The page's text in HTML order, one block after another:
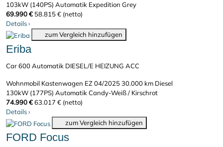
103kW (140PS) Automatik Expedition Grey
69.990 € 58.815 € (netto)
Details›
zum Vergleich hinzufügen
Eriba
Car 600 Automatik DIESEL/E HEIZUNG ACC
Wohnmobil Kastenwagen EZ 04/202530.000 km Diesel
130kW (177PS) AutomatikCandy-Weiß / Kirschrot
74.990 €63.017 € (netto)
Details›
zum Vergleich hinzufügen
FORD Focus